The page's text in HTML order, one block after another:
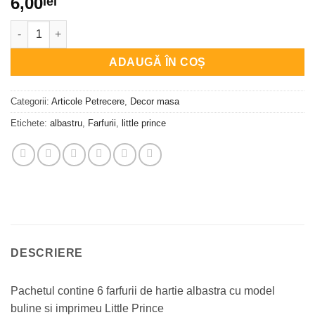
Cantitate Farfurii ''Little Prince''
ADAUGĂ ÎN COȘ
Categorii: Articole Petrecere Decor masa
Etichete: albastru Farfurii little prince
DESCRIERE
Pachetul contine 6 farfurii de hartie albastra cu model
buline si imprimeu Little Prince